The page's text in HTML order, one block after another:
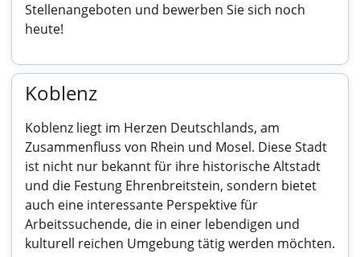
Stellenangeboten und bewerben Sie sich noch
heute!
Koblenz
Koblenz liegt im Herzen Deutschlands, am
Zusammenfluss von Rhein und Mosel. Diese Stadt
ist nicht nur bekannt für ihre historische Altstadt
und die Festung Ehrenbreitstein, sondern bietet
auch eine interessante Perspektive für
Arbeitssuchende, die in einer lebendigen und
kulturell reichen Umgebung tätig werden möchten.